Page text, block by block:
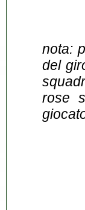
nota:
del
rose